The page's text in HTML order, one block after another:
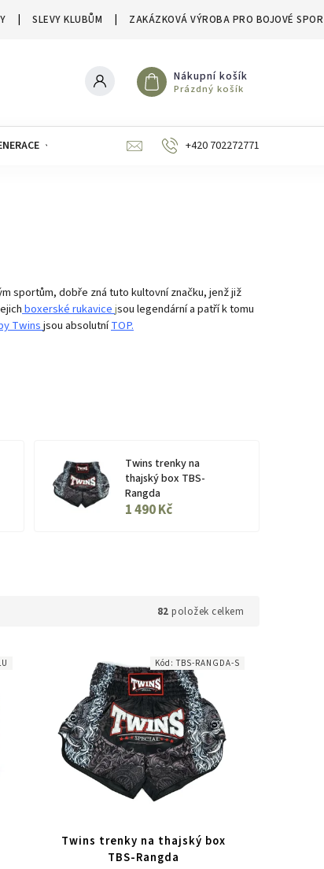
SLEVY KLUBŮM ZAKÁZKOVÁ VÝROBA PRO BOJOVÉ
Nákupní košík
Prázdný košík
SLEVY A VÝPRODEJE
+420 702272771
sportům, dobře zná tuto kultovní značku, jenž již
boxerské rukavicejsou legendární a patří k tomu
Twinsjsou absolutníTOP.
Twins trenky na
thajský box TBS-
Rangda
1 490 Kč
82 položek celkem
Twins trenky na thajský box
TBS-Rangda
Kód:TBS-RANGDA-S